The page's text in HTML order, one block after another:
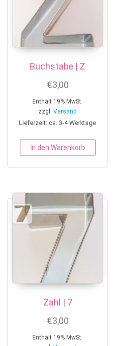
Buchstabe | Z
€3,00
Enthält 19% MwSt.
zzgl.Versand
Lieferzeit: ca. 3-4 Werktage
In den Warenkorb
Zahl | 7
€3,00
Enthält 19% MwSt.